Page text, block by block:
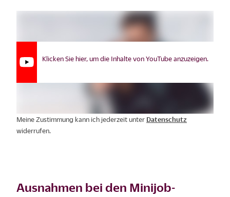
Klicken Sie hier, um die Inhalte von YouTube anzuzeigen.
Meine Zustimmung kann ich jederzeit unter Datenschutz
widerrufen.
Ausnahmen bei den Minijob-